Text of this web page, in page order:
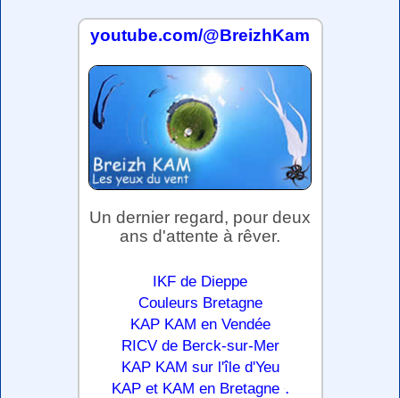
youtube.com/@BreizhKam
Un dernier regard, pour deux
ans d'attente à rêver.
IKF de Dieppe
Couleurs Bretagne
KAP KAM en Vendée
RICV de Berck-sur-Mer
KAP KAM sur l'île d'Yeu
KAP et KAM en Bretagne .